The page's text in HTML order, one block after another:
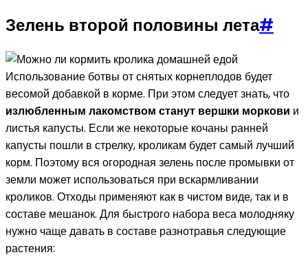
Зелень второй половины лета#
Использование ботвы от снятых корнеплодов будет
весомой добавкой в корме. При этом следует знать, что
излюбленным лакомством станут вершки моркови и
листья капусты. Если же некоторые кочаны ранней
капусты пошли в стрелку, кроликам будет самый лучший
корм. Поэтому вся огородная зелень после промывки от
земли может использоваться при вскармливании
кроликов. Отходы применяют как в чистом виде, так и в
составе мешанок. Для быстрого набора веса молодняку
нужно чаще давать в составе разнотравья следующие
растения: